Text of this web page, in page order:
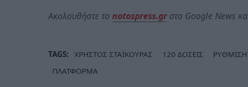
Ακολουθήστε το notospress.grστο Google News
TAGS: ΧΡΗΣΤΟΣ ΣΤΑΪΚΟΥΡΑΣ 120 ΔΟΣΕΙΣ
ΠΛΑΤΦΟΡΜΑ